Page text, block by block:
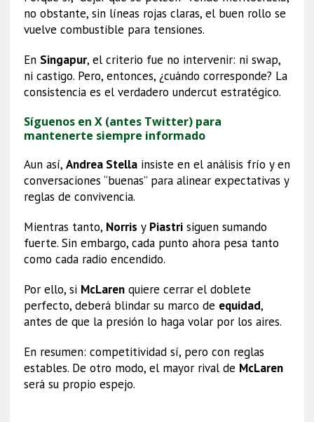
no obstante, sin líneas rojas claras, el buen rollo se
vuelve combustible para tensiones.
En Singapur, el criterio fue no intervenir: ni swap,
ni castigo. Pero, entonces, ¿cuándo corresponde? La
consistencia es el verdadero undercut estratégico.
Síguenos en X (antes Twitter) para
mantenerte siempre informado
Aun así, Andrea Stellainsiste en el análisis frío y en
conversaciones “buenas” para alinear expectativas y
reglas de convivencia.
Mientras tanto, Norris y Piastrisiguen sumando
fuerte. Sin embargo, cada punto ahora pesa tanto
como cada radio encendido.
Por ello, si McLarenquiere cerrar el doblete
perfecto, deberá blindar su marco de equidad,
antes de que la presión lo haga volar por los aires.
En resumen: competitividad sí, pero con reglas
estables. De otro modo, el mayor rival de McLaren
será su propio espejo.